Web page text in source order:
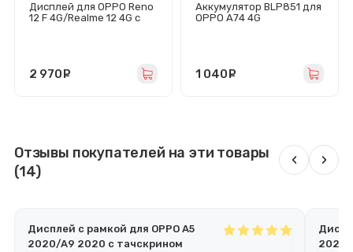
Дисплей для OPPO Reno
12 F 4G/Realme 12 4G с
2 970
Аккумулятор BLP851 для
OPPO A74 4G
1 040
Отзывы покупателей на эти товары
(14)
‹ ›
Дисплей с рамкой для OPPO A5
2020/A9 2020 с тачскрином
2020/